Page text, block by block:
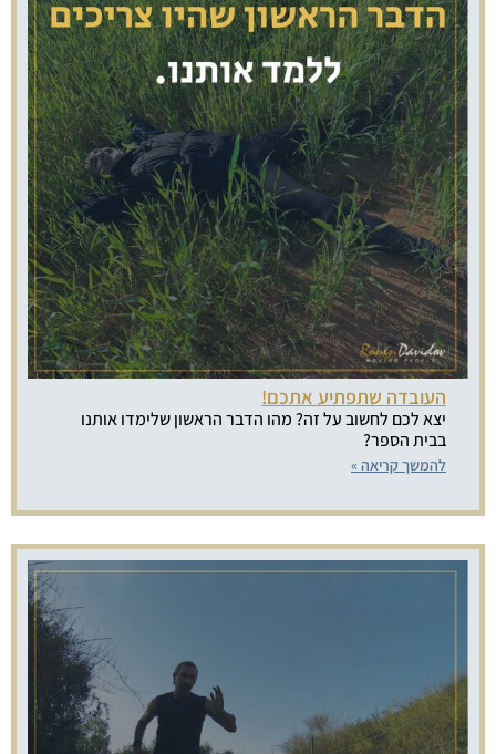
העובדה שתפתיע אתכם!
יצא לכם לחשוב על זה? מהו הדבר הראשון שלימדו אותנו
בבית הספר?
להמשך קריאה »